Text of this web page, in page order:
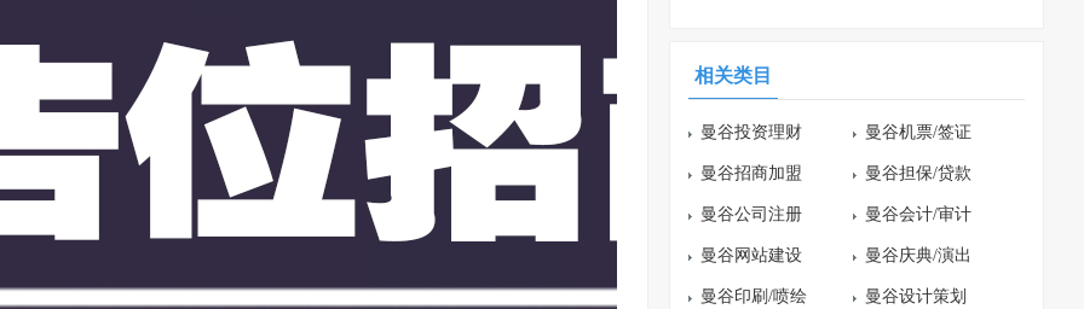
相关类目
曼谷投资理财 曼谷机票/签证
曼谷招商加盟 曼谷担保/贷款
曼谷公司注册 曼谷会计/审计
曼谷网站建设 曼谷庆典/演出
曼谷印刷/喷绘 曼谷设计策划